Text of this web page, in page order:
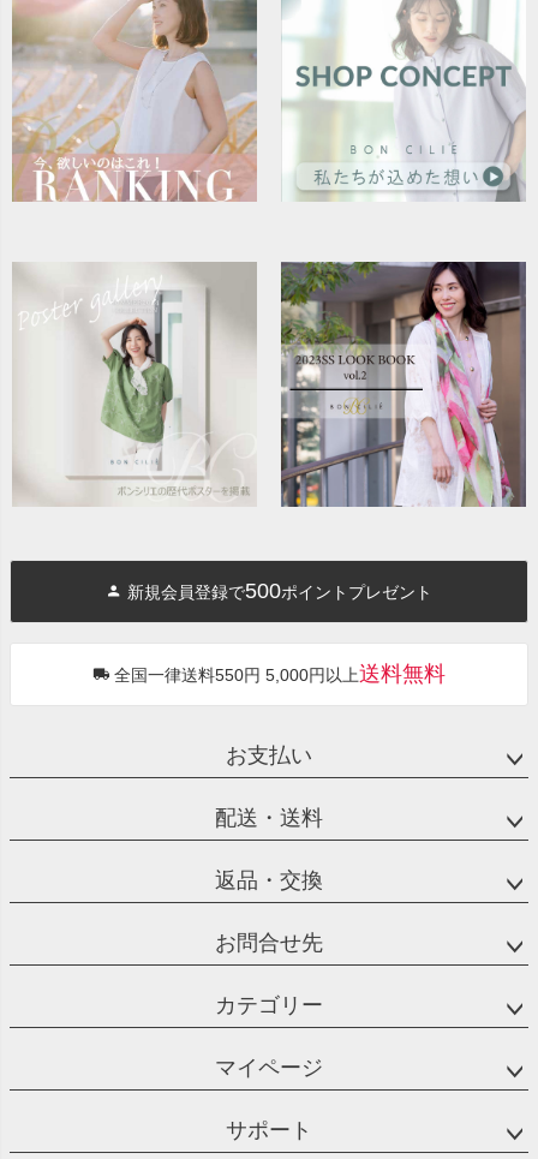
新規会員登録で500ポイントプレゼント
全国一律送料550円 5,000円以上送料無料
お支払い
配送・送料
返品・交換
お問合せ先
カテゴリー
マイページ
サポート